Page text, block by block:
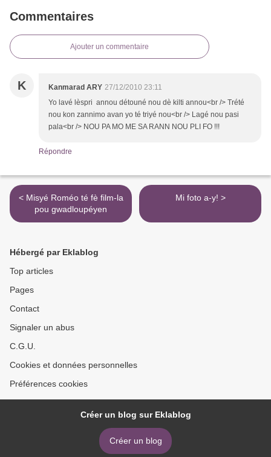
Commentaires
Ajouter un commentaire
K Kanmarad ARY 27/12/2010 23:11
Yo lavé lèspri annou détouné nou dè kilti annou<br /> Trété
nou kon zannimo avan yo té triyé nou<br /> Lagé nou pasi
pala<br /> NOU PA MO ME SA RANN NOU PLI FO !!!
Répondre
< Misyé Roméo té fè film-la
pou gwadloupéyen
Mi foto a-y! >
Hébergé par Eklablog
Top articles
Pages
Contact
Signaler un abus
C.G.U.
Cookies et données personnelles
Préférences cookies
Créer un blog sur Eklablog
Créer un blog